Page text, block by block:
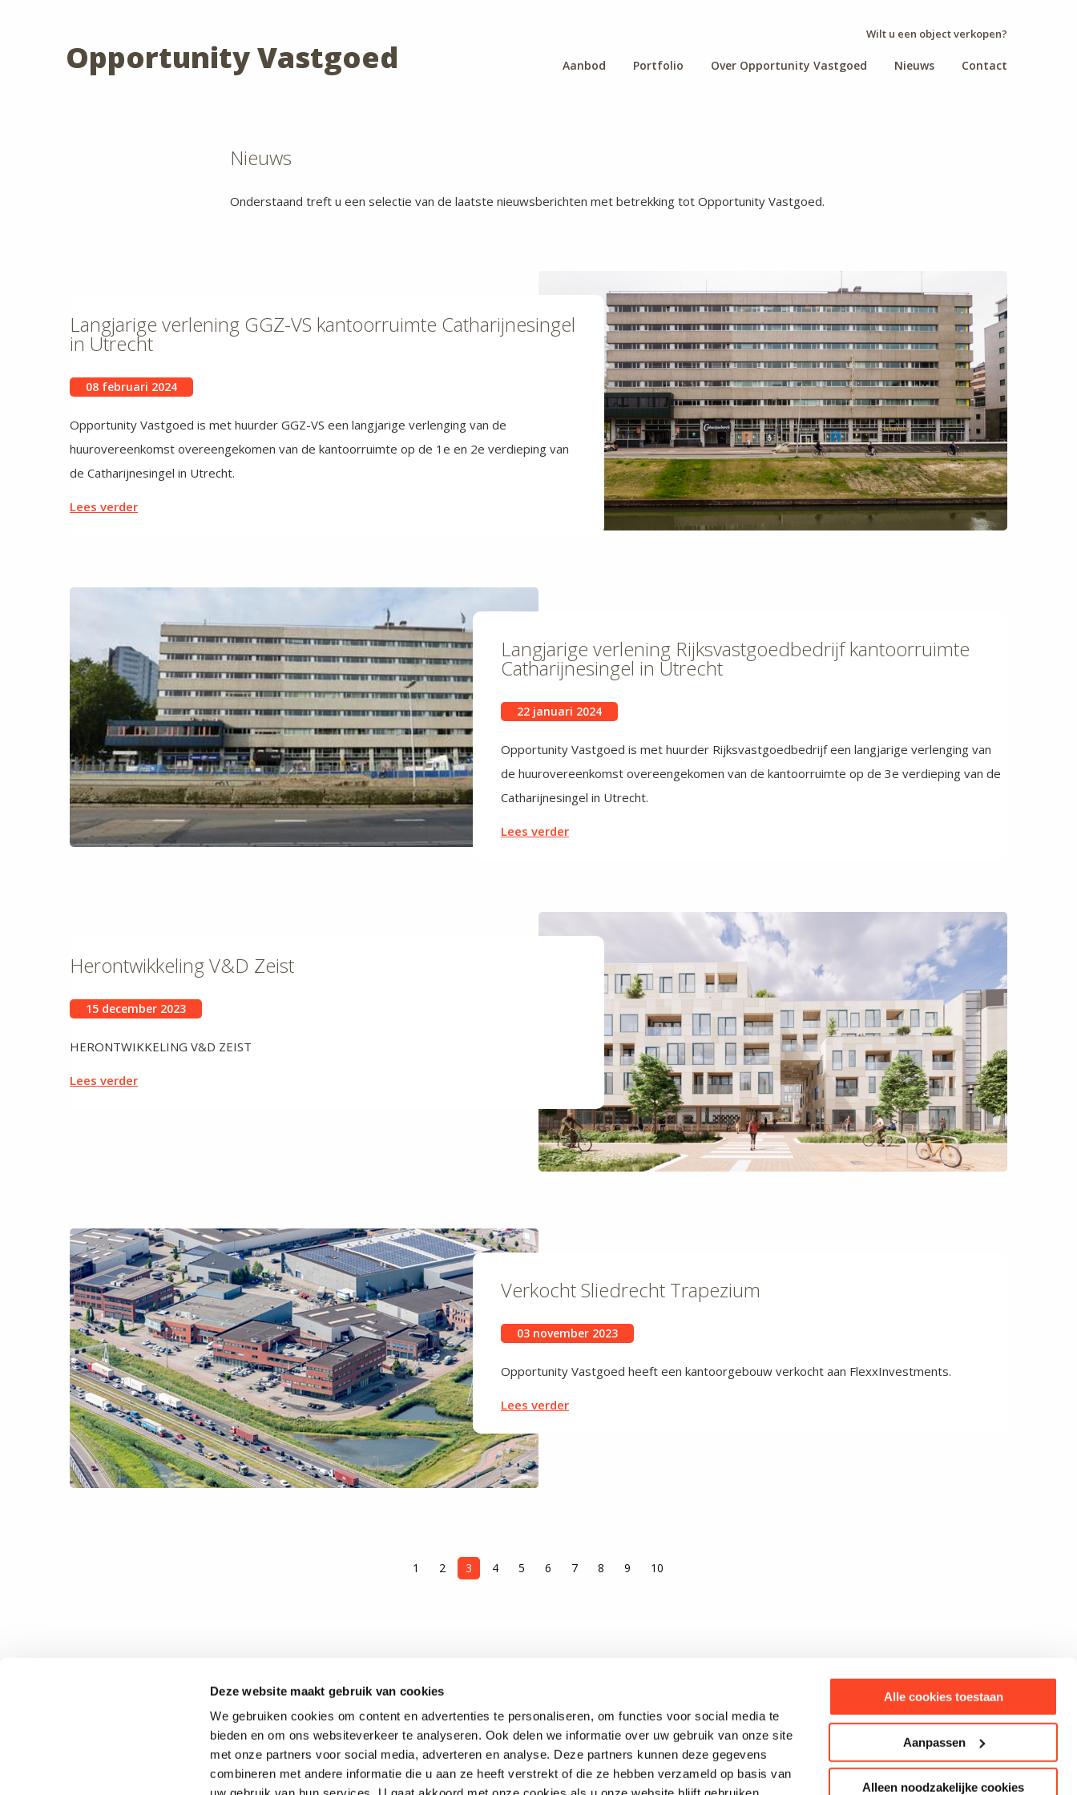
Deze website maakt gebruik van cookies
We gebruiken cookies om content en advertenties te personaliseren, om functies voor social media te
bieden en om ons websiteverkeer te analyseren. Ook delen we informatie over uw gebruik van onze site
met onze partners voor social media, adverteren en analyse. Deze partners kunnen deze gegevens
combineren met andere informatie die u aan ze heeft verstrekt of die ze hebben verzameld op basis van
Alle cookies toestaan
Aanpassen
Alleen noodzakelijke cookies
Opportunity Vastgoed
Wilt u een object verkopen?
Aanbod Portfolio Over Opportunity Vastgoed Nieuws Contact
Nieuws
Onderstaand treft u een selectie van de laatste nieuwsberichten met betrekking tot Opportunity Vastgoed.
Langjarige verlening GGZ-VS kantoorruimte Catharijnesingel
in Utrecht
08 februari 2024
Opportunity Vastgoed is met huurder GGZ-VS een langjarige verlenging van de
huurovereenkomst overeengekomen van de kantoorruimte op de 1e en 2e verdieping van
de Catharijnesingel in Utrecht.
Lees verder
Langjarige verlening Rijksvastgoedbedrijf kantoorruimte
Catharijnesingel in Utrecht
22 januari 2024
Opportunity Vastgoed is met huurder Rijksvastgoedbedrijf een langjarige verlenging van
de huurovereenkomst overeengekomen van de kantoorruimte op de 3e verdieping van de
Catharijnesingel in Utrecht.
Lees verder
Herontwikkeling V&D Zeist
15 december 2023
HERONTWIKKELING V&D ZEIST
Lees verder
Verkocht Sliedrecht Trapezium
03 november 2023
Opportunity Vastgoed heeft een kantoorgebouw verkocht aan FlexxInvestments.
Lees verder
1 2 3 4 5 6 7 8 9 10
Heeft u vragen over onze objecten of over Opportunity
Wij zijn u graag van dienst.Bezoek onze contactpagina